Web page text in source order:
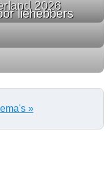
2026
liehebbers
»